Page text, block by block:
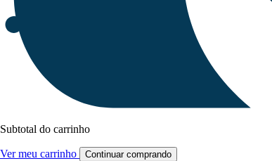
Subtotal do carrinho
Ver meu carrinho Continuar comprando